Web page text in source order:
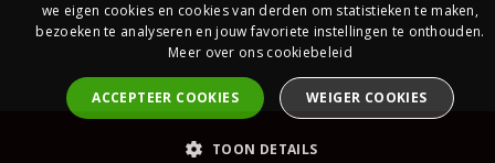
PrijsOfferte
we eigen cookies en cookies van derden om statistieken te maken,
bezoeken te analyseren en jouw favoriete instellingen te onthouden.
Meer over ons cookiebeleid
ACCEPTEER COOKIES WEIGER COOKIES
TOON DETAILS